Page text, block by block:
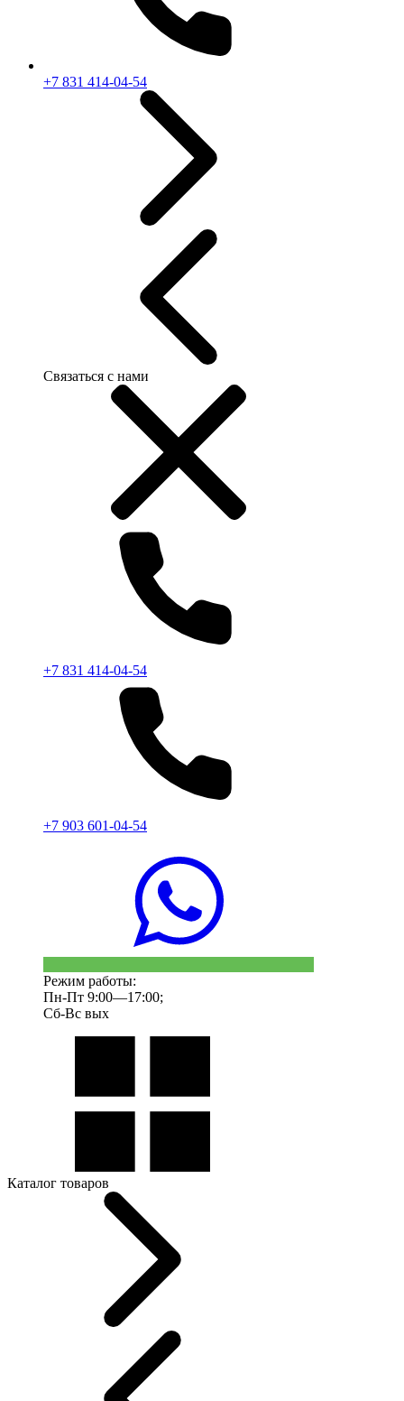
+7 831 414-04-54
Связаться с нами
+7 831 414-04-54
+7 903 601-04-54
Режим работы:
Пн-Пт 9:00—17:00;
Сб-Вс вых
Каталог товаров